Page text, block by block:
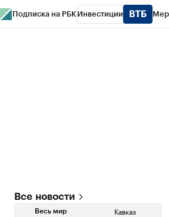
Подписка на РБК Инвестиции
Все новости
Весь мир Кавказ